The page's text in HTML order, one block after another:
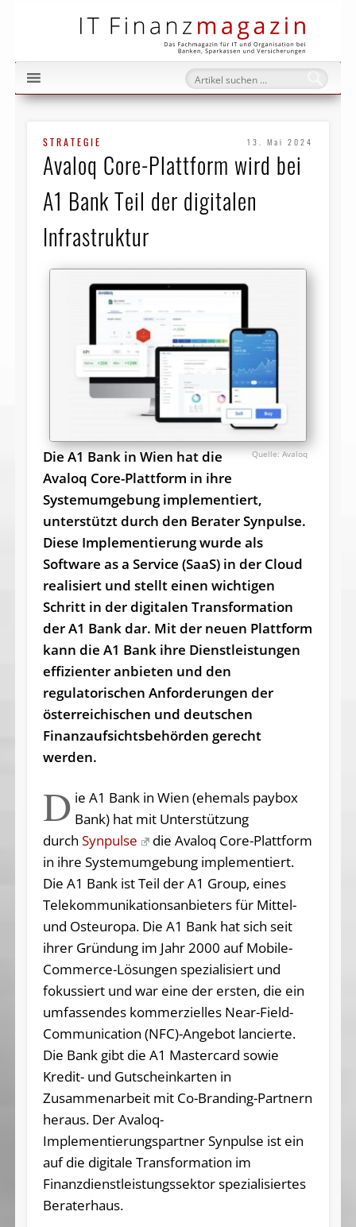
STRATEGIE 13. Mai 2024
Avaloq Core-Plattform wird bei
A1 Bank Teil der digitalen
Infrastruktur
Avaloq
Die A1 Bank in Wien hat die
Avaloq Core-Plattform in ihre
Systemumgebung implementiert,
unterstützt durch den Berater Synpulse.
Diese Implementierung wurde als
Software as a Service (SaaS) in der Cloud
realisiert und stellt einen wichtigen
Schritt in der digitalen Transformation
der A1 Bank dar. Mit der neuen Plattform
kann die A1 Bank ihre Dienstleistungen
effizienter anbieten und den
regulatorischen Anforderungen der
österreichischen und deutschen
Finanzaufsichtsbehörden gerecht
werden.
D ie A1 Bank in Wien (ehemals paybox
Bank) hat mit Unterstützung
durch Synpulse
die Avaloq Core-Plattform
in ihre Systemumgebung implementiert.
Die A1 Bank ist Teil der A1 Group, eines
Telekommunikationsanbieters für Mittel-
und Osteuropa. Die A1 Bank hat sich seit
ihrer Gründung im Jahr 2000 auf Mobile-
Commerce-Lösungen spezialisiert und
fokussiert und war eine der ersten, die ein
umfassendes kommerzielles Near-Field-
Communication (NFC)-Angebot lancierte.
Die Bank gibt die A1 Mastercard sowie
Kredit- und Gutscheinkarten in
Zusammenarbeit mit Co-Branding-Partnern
heraus. Der Avaloq-
Implementierungspartner Synpulse ist ein
auf die digitale Transformation im
Finanzdienstleistungssektor spezialisiertes
Beraterhaus.